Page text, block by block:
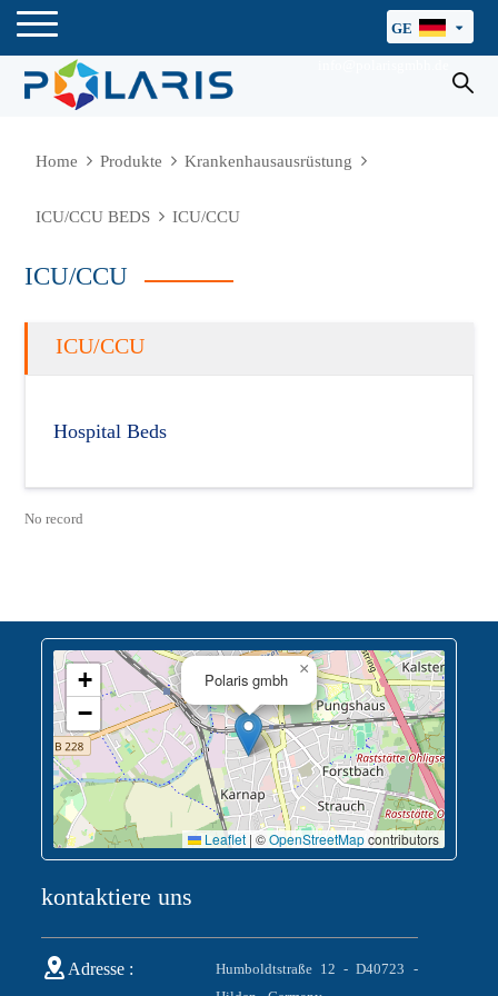
GE
Home Produkte Krankenhausausrüstung
ICU/CCU BEDS ICU/CCU
ICU/CCU
ICU/CCU
Hospital Beds
No record
Polaris gmbh
×
+
−
Leaflet | ©OpenStreetMapcontributors
kontaktiere uns
Adresse :
Humboldtstraße 12 - D40723 -